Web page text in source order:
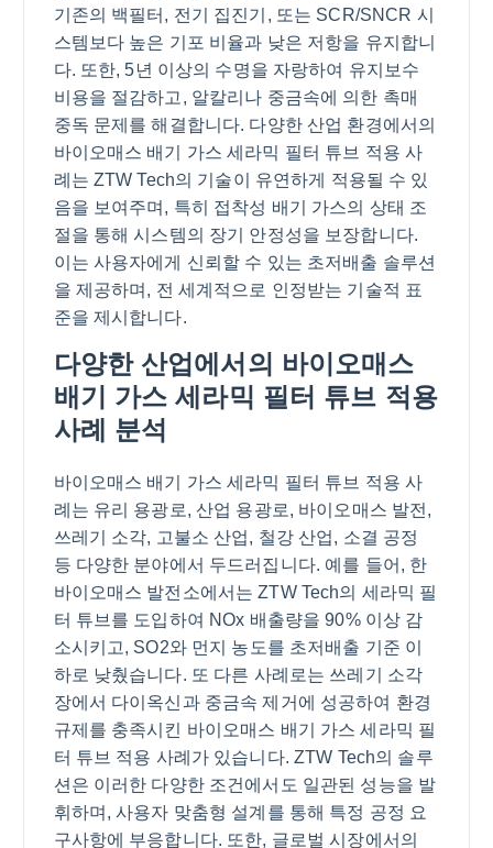
기존의 백필터, 전기 집진기, 또는 SCR/SNCR 시
스템보다 높은 기포 비율과 낮은 저항을 유지합니
다. 또한, 5년 이상의 수명을 자랑하여 유지보수
비용을 절감하고, 알칼리나 중금속에 의한 촉매
중독 문제를 해결합니다. 다양한 산업 환경에서의
바이오매스 배기 가스 세라믹 필터 튜브 적용 사
례는 ZTW Tech의 기술이 유연하게 적용될 수 있
음을 보여주며, 특히 접착성 배기 가스의 상태 조
절을 통해 시스템의 장기 안정성을 보장합니다.
이는 사용자에게 신뢰할 수 있는 초저배출 솔루션
을 제공하며, 전 세계적으로 인정받는 기술적 표
준을 제시합니다.
다양한 산업에서의 바이오매스
배기 가스 세라믹 필터 튜브 적용
사례 분석
바이오매스 배기 가스 세라믹 필터 튜브 적용 사
례는 유리 용광로, 산업 용광로, 바이오매스 발전,
쓰레기 소각, 고불소 산업, 철강 산업, 소결 공정
등 다양한 분야에서 두드러집니다. 예를 들어, 한
바이오매스 발전소에서는 ZTW Tech의 세라믹 필
터 튜브를 도입하여 NOx 배출량을 90% 이상 감
소시키고, SO2와 먼지 농도를 초저배출 기준 이
하로 낮췄습니다. 또 다른 사례로는 쓰레기 소각
장에서 다이옥신과 중금속 제거에 성공하여 환경
규제를 충족시킨 바이오매스 배기 가스 세라믹 필
터 튜브 적용 사례가 있습니다. ZTW Tech의 솔루
션은 이러한 다양한 조건에서도 일관된 성능을 발
휘하며, 사용자 맞춤형 설계를 통해 특정 공정 요
구사항에 부응합니다. 또한, 글로벌 시장에서의